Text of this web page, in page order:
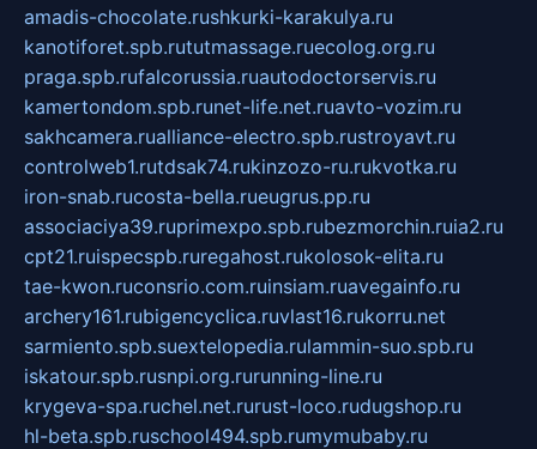
amadis-chocolate.rushkurki-karakulya.ru
kanotiforet.spb.rututmassage.ruecolog.org.ru
praga.spb.rufalcorussia.ruautodoctorservis.ru
kamertondom.spb.runet-life.net.ruavto-vozim.ru
sakhcamera.rualliance-electro.spb.rustroyavt.ru
controlweb1.rutdsak74.rukinzozo-ru.rukvotka.ru
iron-snab.rucosta-bella.rueugrus.pp.ru
associaciya39.ruprimexpo.spb.rubezmorchin.ruia2.ru
cpt21.ruispecspb.ruregahost.rukolosok-elita.ru
tae-kwon.ruconsrio.com.ruinsiam.ruavegainfo.ru
archery161.rubigencyclica.ruvlast16.rukorru.net
sarmiento.spb.suextelopedia.rulammin-suo.spb.ru
iskatour.spb.rusnpi.org.rurunning-line.ru
krygeva-spa.ruchel.net.rurust-loco.rudugshop.ru
hl-beta.spb.ruschool494.spb.rumymubaby.ru